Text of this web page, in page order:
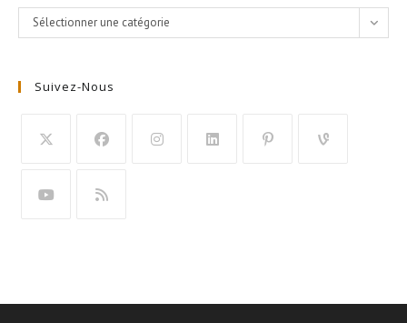
Catégories
Sélectionner une catégorie
Suivez-Nous